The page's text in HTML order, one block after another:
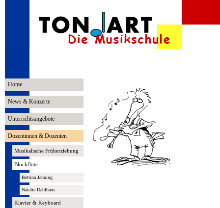
Home
News & Konzerte
Unterrichtsangebote
Dozentinnen & Dozenten
Musikalische Früherziehung
Blockflöte
Bettina Janning
Natalie Dahlhaus
Klavier & Keyboard